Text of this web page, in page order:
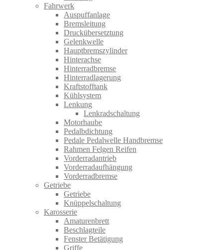
Fahrwerk
Auspuffanlage
Bremsleitung
Druckübersetztung
Gelenkwelle
Hauptbremszylinder
Hinterachse
Hinterradbremse
Hinterradlagerung
Kraftstofftank
Kühlsystem
Lenkung
Lenkradschaltung
Motorhaube
Pedalbdichtung
Pedale Pedalwelle Handbremse
Rahmen Felgen Reifen
Vorderradantrieb
Vorderradaufhängung
Vorderradbremse
Getriebe
Getriebe
Knüppelschaltung
Karosserie
Amaturenbrett
Beschlagteile
Fenster Betätigung
Griffe